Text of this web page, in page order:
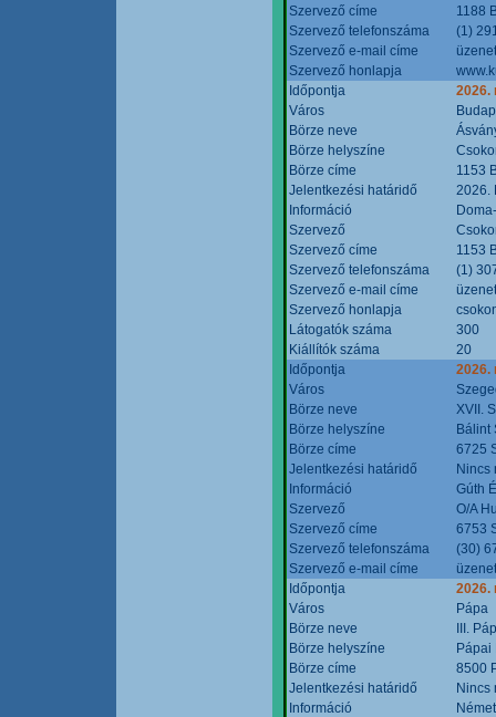
Szervező címe
1188
Szervező telefonszáma
(1)
Szervező e-mail címe
Szervező honlapja
Időpontja
2026.
Város
Börze neve
Börze helyszíne
Börze címe
1153
Jelentkezési határidő
2026.
Információ
Szervező
Szervező címe
1153
Szervező telefonszáma
(1)
Szervező e-mail címe
Szervező honlapja
Látogatók száma
300
Kiállítók száma
20
Időpontja
2026.
Város
Börze neve
XVII.
Börze helyszíne
Bálint
Börze címe
6725
Jelentkezési határidő
Nincs
Információ
Gúth
Szervező
O/A
Szervező címe
6753
Szervező telefonszáma
(30)
Szervező e-mail címe
Időpontja
2026.
Város
Pápa
Börze neve
III.
Börze helyszíne
Pápai
Börze címe
8500
Jelentkezési határidő
Nincs
Információ